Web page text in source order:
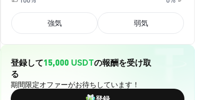
強気 弱気
登録して15,000 USDTの報酬を受け取
る
期間限定オファーがお待ちしています！